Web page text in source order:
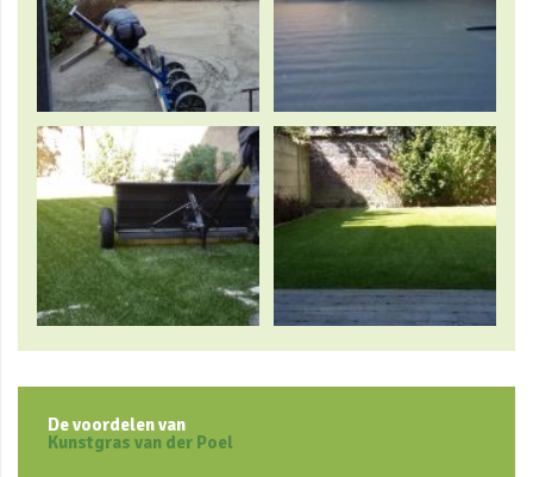
De voordelen van
Kunstgras van der Poel